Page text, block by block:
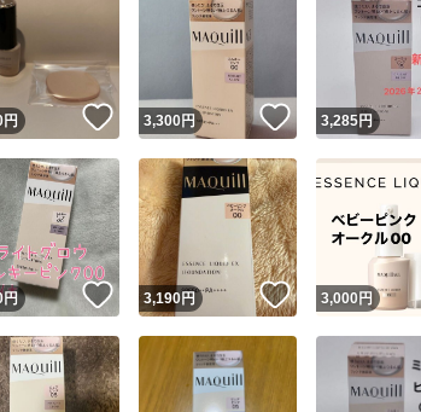
円 いいね！
3,300円 いいね！
3,285円
円 いいね！
3,190円 いいね！
3,000 円